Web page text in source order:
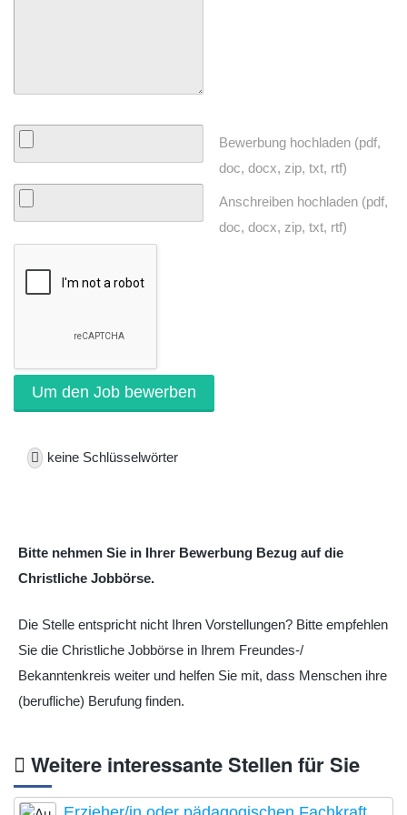
Bewerbung hochladen (pdf,
doc, docx, zip, txt, rtf)
Anschreiben hochladen (pdf,
doc, docx, zip, txt, rtf)
keine Schlüsselwörter
Bitte nehmen Sie in Ihrer Bewerbung Bezug auf die
Christliche Jobbörse.
Die Stelle entspricht nicht Ihren Vorstellungen? Bitte empfehlen
Sie die Christliche Jobbörse in Ihrem Freundes-/
Bekanntenkreis weiter und helfen Sie mit, dass Menschen ihre
(berufliche) Berufung finden.
Weitere interessante Stellen für Sie